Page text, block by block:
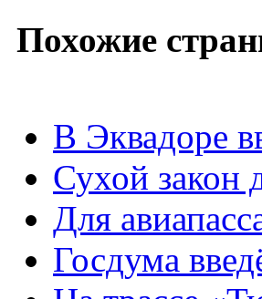
Похожие
В Эквадоре
Сухой закон
Для
Госдума